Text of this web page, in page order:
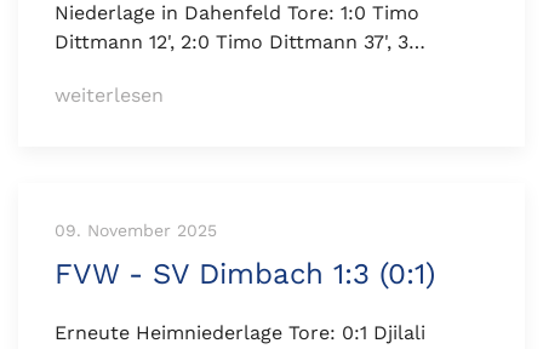
Niederlage in Dahenfeld Tore: 1:0 Timo
Dittmann 12', 2:0 Timo Dittmann 37', 3…
weiterlesen
09. November 2025
FVW - SV Dimbach 1:3 (0:1)
Erneute Heimniederlage Tore: 0:1 Djilali